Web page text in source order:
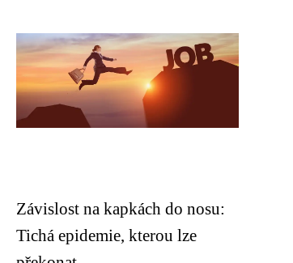
Závislost na kapkách do nosu:
Tichá epidemie, kterou lze